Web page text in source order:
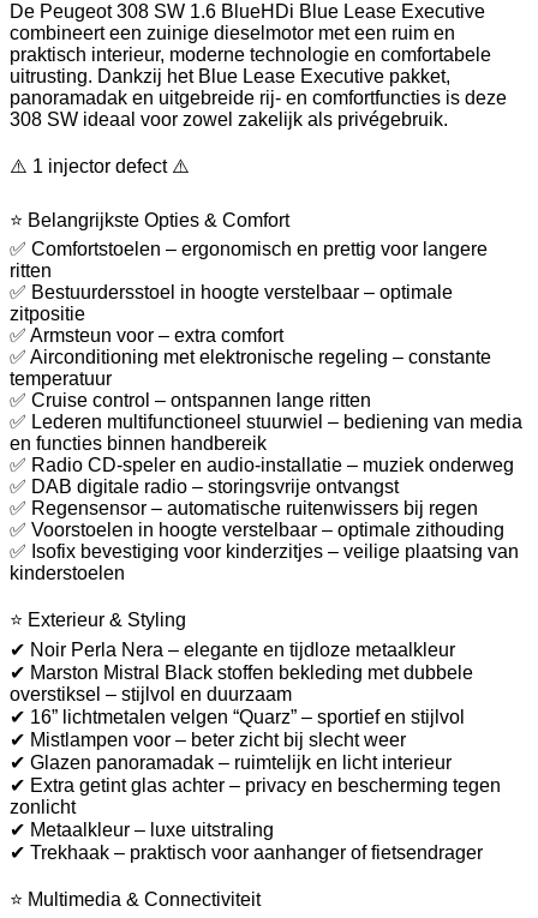
De Peugeot 308 SW 1.6 BlueHDi Blue Lease Executive
combineert een zuinige dieselmotor met een ruim en
praktisch interieur, moderne technologie en comfortabele
uitrusting. Dankzij het Blue Lease Executive pakket,
panoramadak en uitgebreide rij- en comfortfuncties is deze
308 SW ideaal voor zowel zakelijk als privégebruik.
⚠️ 1 injector defect ⚠️
⭐ Belangrijkste Opties & Comfort
✅ Comfortstoelen – ergonomisch en prettig voor langere
ritten
✅ Bestuurdersstoel in hoogte verstelbaar – optimale
zitpositie
✅ Armsteun voor – extra comfort
✅ Airconditioning met elektronische regeling – constante
temperatuur
✅ Cruise control – ontspannen lange ritten
✅ Lederen multifunctioneel stuurwiel – bediening van media
en functies binnen handbereik
✅ Radio CD-speler en audio-installatie – muziek onderweg
✅ DAB digitale radio – storingsvrije ontvangst
✅ Regensensor – automatische ruitenwissers bij regen
✅ Voorstoelen in hoogte verstelbaar – optimale zithouding
✅ Isofix bevestiging voor kinderzitjes – veilige plaatsing van
kinderstoelen
⭐ Exterieur & Styling
✔ Noir Perla Nera – elegante en tijdloze metaalkleur
✔ Marston Mistral Black stoffen bekleding met dubbele
overstiksel – stijlvol en duurzaam
✔ 16” lichtmetalen velgen “Quarz” – sportief en stijlvol
✔ Mistlampen voor – beter zicht bij slecht weer
✔ Glazen panoramadak – ruimtelijk en licht interieur
✔ Extra getint glas achter – privacy en bescherming tegen
zonlicht
✔ Metaalkleur – luxe uitstraling
✔ Trekhaak – praktisch voor aanhanger of fietsendrager
⭐ Multimedia & Connectiviteit